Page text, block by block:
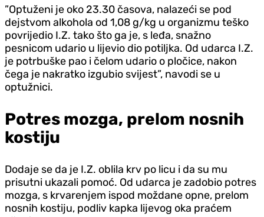
”Optuženi je oko 23.30 časova, nalazeći se pod
dejstvom alkohola od 1,08 g/kg u organizmu teško
povrijedio I.Z. tako što ga je, s leđa, snažno
pesnicom udario u lijevio dio potiljka. Od udarca I.Z.
je potrbuške pao i čelom udario o pločice, nakon
čega je nakratko izgubio svijest”, navodi se u
optužnici.
Potres mozga, prelom nosnih
kostiju
Dodaje se da je I.Z. oblila krv po licu i da su mu
prisutni ukazali pomoć. Od udarca je zadobio potres
mozga, s krvarenjem ispod moždane opne, prelom
nosnih kostiju, podliv kapka lijevog oka praćem